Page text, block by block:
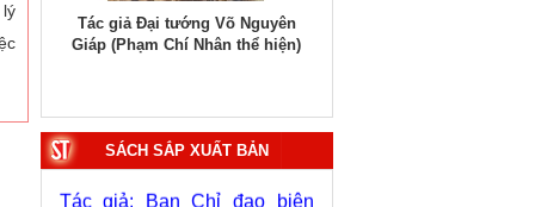
hiệu
Tác giả Đại tướng Võ Nguyên
Giáp (Phạm Chí Nhân thể hiện)
SÁCH SẮP XUẤT BẢN
2. Lịch sử Chính phủ (5 tập).
Tác giả: Ban Chỉ đạo biên
soạn lịch sử Chính phủ.